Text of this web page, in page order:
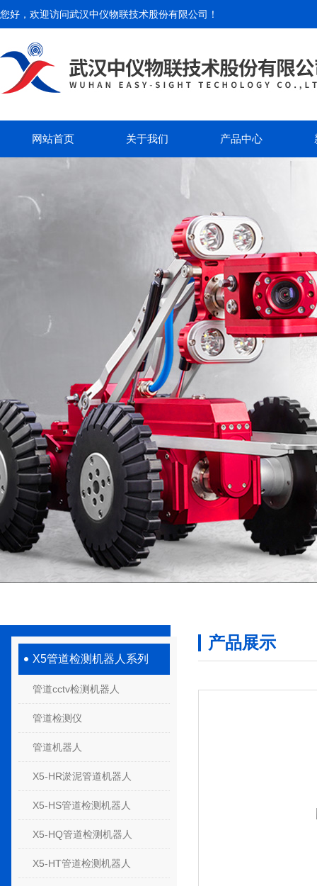
您好，欢迎访问武汉中仪物联技术股份有限公司 ！
网站首页 关于我们 产品中心
X5管道检测机器人系列
管道cctv检测机器人
管道检测仪
管道机器人
X5-HR淤泥管道机器人
X5-HS管道检测机器人
X5-HQ管道检测机器人
X5-HT管道检测机器人
产品展示